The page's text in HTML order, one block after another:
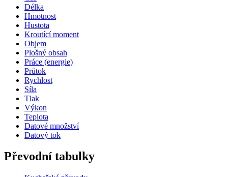
Délka
Hmotnost
Hustota
Kroutící moment
Objem
Plošný obsah
Práce (energie)
Průtok
Rychlost
Síla
Tlak
Výkon
Teplota
Datové množství
Datový tok
Převodní tabulky